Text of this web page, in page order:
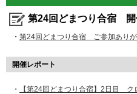
第24回どまつり合宿 開
・ 第24回どまつり合宿 ご参加ありが
開催レポート
・ 【第24回どまつり合宿】2日目 ク